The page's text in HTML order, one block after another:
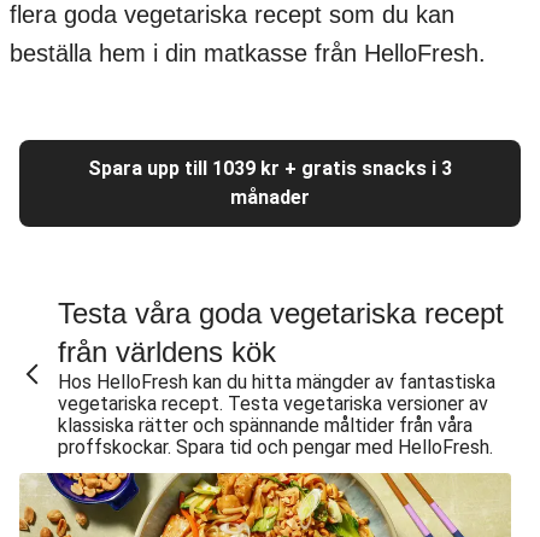
flera goda vegetariska recept som du kan
beställa hem i din matkasse från HelloFresh.
Spara upp till 1039 kr + gratis snacks i 3
månader
Testa våra goda vegetariska recept
från världens kök
Hos HelloFresh kan du hitta mängder av fantastiska
vegetariska recept. Testa vegetariska versioner av
klassiska rätter och spännande måltider från våra
proffskockar. Spara tid och pengar med HelloFresh.